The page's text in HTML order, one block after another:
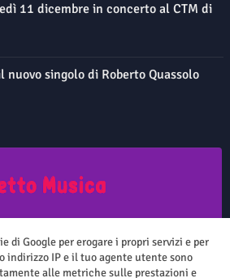
11 dicembre in concerto al CTM di
nuovo singolo di Roberto Quassolo
Non può pertanto considerarsi
sensi della legge n.62 del 7.03.2001
di Google per erogare i propri servizi e per
indirizzo IP e il tuo agente utente sono
alle metriche sulle prestazioni e